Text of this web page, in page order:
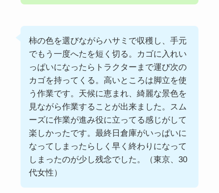
柿の色を選びながらハサミで収穫し、手元
でもう一度へたを短く切る。カゴに入れい
っぱいになったらトラクターまで運び次の
カゴを持ってくる。高いところは脚立を使
う作業です。天候に恵まれ、綺麗な景色を
見ながら作業することが出来ました。スム
ーズに作業が進み役に立ってる感じがして
楽しかったです。最終日倉庫がいっぱいに
なってしまったらしく早く終わりになって
しまったのが少し残念でした。（東京、30
代女性）